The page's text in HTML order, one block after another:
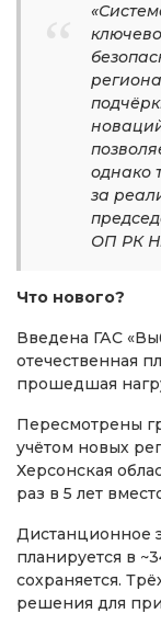
однако
за
ОП РК
Что нового?
Введена ГАС
отечественная
прошедшая
Пересмотрены
учётом новых
Херсонская
раз в 5 лет
Дистанционное
планируется в
сохраняется.
решения для